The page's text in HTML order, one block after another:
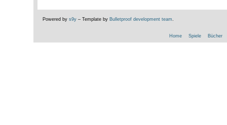
Powered by s9y– Template by Bulletproof development team
Home Spiele Bücher